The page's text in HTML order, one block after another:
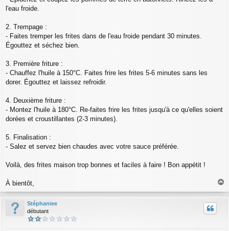
l'eau froide.
2. Trempage :
- Faites tremper les frites dans de l'eau froide pendant 30 minutes.
Égouttez et séchez bien.
3. Première friture :
- Chauffez l'huile à 150°C. Faites frire les frites 5-6 minutes sans les
dorer. Égouttez et laissez refroidir.
4. Deuxième friture :
- Montez l'huile à 180°C. Re-faites frire les frites jusqu'à ce qu'elles soient
dorées et croustillantes (2-3 minutes).
5. Finalisation :
- Salez et servez bien chaudes avec votre sauce préférée.
Voilà, des frites maison trop bonnes et faciles à faire ! Bon appétit !
À bientôt,
u
Stéphaniee
débutant